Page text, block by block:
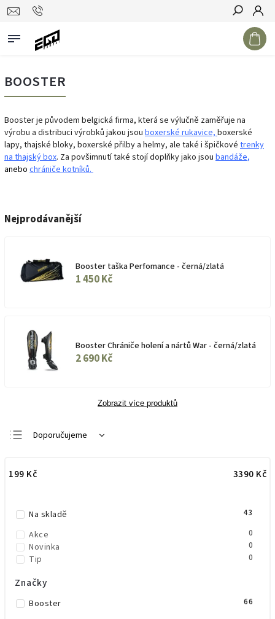
Hledat
BOOSTER
Booster je původem belgická firma, která se výlučně zaměřuje na
výrobu a distribuci výrobků jakou jsou boxerské rukavice,boxerské
lapy, thajské bloky, boxerské přilby a helmy, ale také i špičkové trenky
na thajský box. Za povšimnutí také stojí doplňky jako jsou bandáže,
anebo chrániče kotníků.
Nejprodávanější
Booster taška Perfomance - černá/zlatá
1 450 Kč
Booster Chrániče holení a nártů War - černá/zlatá
2 690 Kč
Zobrazit více produktů
Doporučujeme
Nejdražší
Abecedně
199 Kč 3390 Kč
Na skladě 43
Akce 0
Novinka 0
Tip 0
Značky
Booster 66